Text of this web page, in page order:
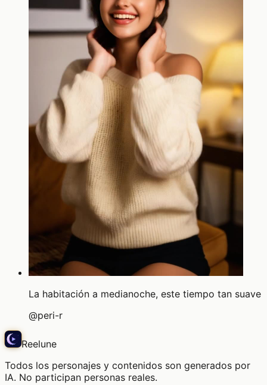
La habitación a medianoche, este tiempo tan suave
@peri-r
Reelune
Todos los personajes y contenidos son generados por
IA. No participan personas reales.